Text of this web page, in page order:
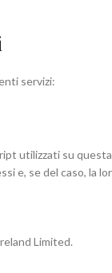
servizi:
utilizzati su
e, se del caso, la
Limited.